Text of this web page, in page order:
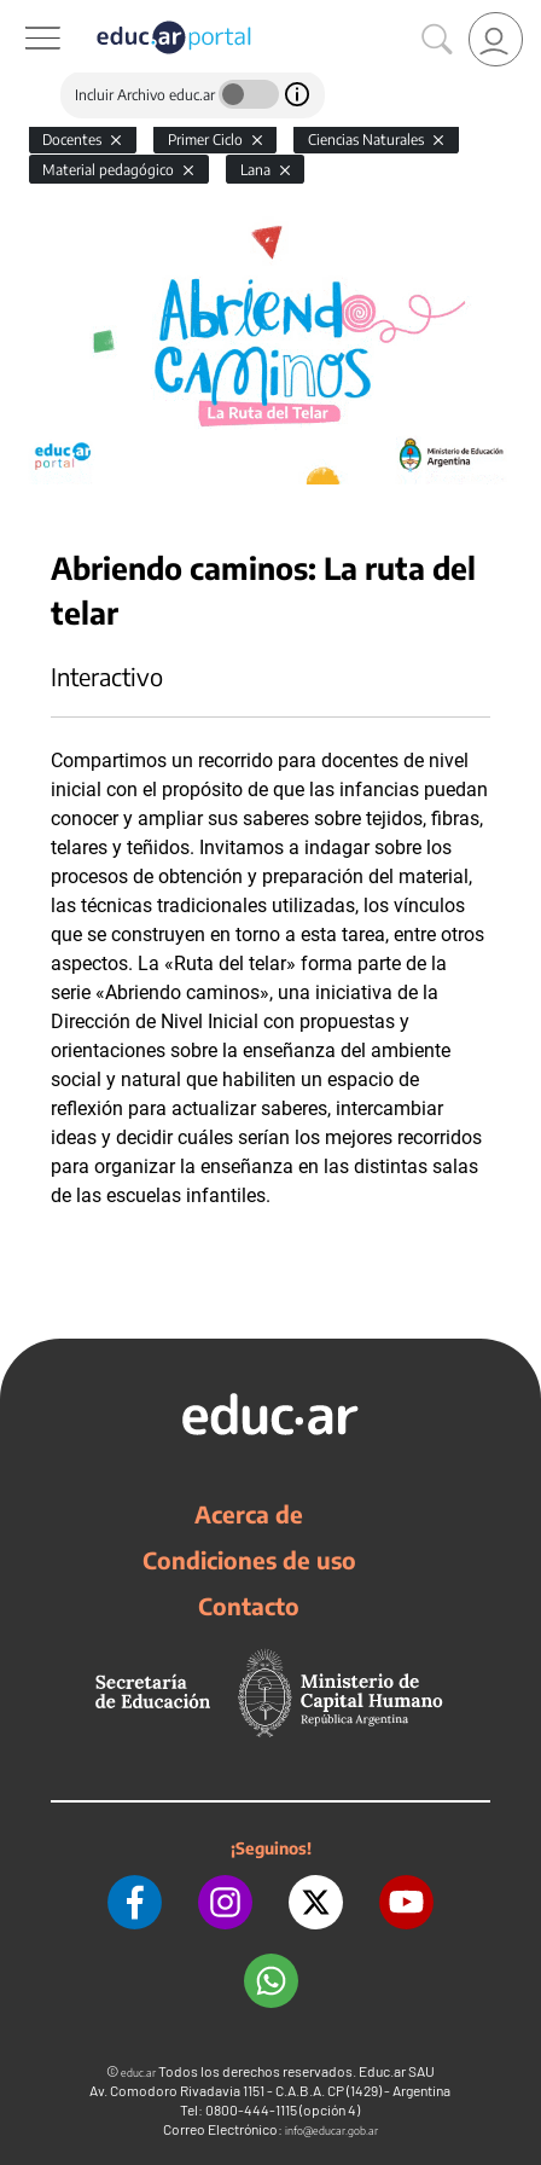
Incluir Archivo educ.ar
Docentes Primer Ciclo
Ciencias Naturales
Material pedagógico
Lana
Abriendo caminos: La ruta del
telar
Interactivo
Compartimos un recorrido para docentes de nivel
inicial con el propósito de que las infancias puedan
conocer y ampliar sus saberes sobre tejidos, fibras,
telares y teñidos. Invitamos a indagar sobre los
procesos de obtención y preparación del material,
las técnicas tradicionales utilizadas, los vínculos
que se construyen en torno a esta tarea, entre otros
aspectos. La «Ruta del telar» forma parte de la
serie «Abriendo caminos», una iniciativa de la
Dirección de Nivel Inicial con propuestas y
orientaciones sobre la enseñanza del ambiente
social y natural que habiliten un espacio de
reflexión para actualizar saberes, intercambiar
ideas y decidir cuáles serían los mejores recorridos
para organizar la enseñanza en las distintas salas
de las escuelas infantiles.
Acerca de
Condiciones de uso
Contacto
¡Seguinos!
©educ.arTodos los derechos reservados. Educ.ar SAU
Av. Comodoro Rivadavia 1151 - C.A.B.A. CP (1429) - Argentina
Tel: 0800-444-1115 (opción 4)
Correo Electrónico: info@educar.gob.ar